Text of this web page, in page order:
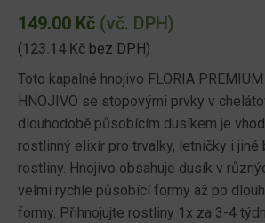
149.00 Kč (vč. DPH)
(123.14 Kč bez DPH)
Toto kapalné hnojivo FLORIA
HNOJIVO se stopovými prvky v
dlouhodobě působícím dusíkem je
rostlinný elixír pro trvalky, letničky i jiné
rostliny. Hnojivo obsahuje dusík v
velmi rychle působící formy až po
formy. Přihnojujte rostliny 1x za 3-4